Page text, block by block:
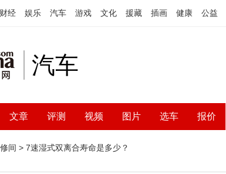
财经 娱乐 汽车 游戏 文化 援藏 插画 健康 公益
汽车
文章 评测 视频 图片 选车 报价
间 > 7速湿式双离合寿命是多少？